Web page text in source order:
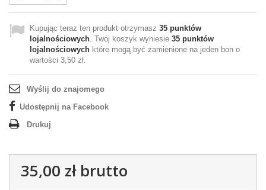
Kupując teraz ten produkt otrzymasz 35 punktów
lojalnościowych. Twój koszyk wyniesie 35 punktów
lojalnościowych które mogą być zamienione na jeden bon o
wartości 3,50 zł.
Wyślij do znajomego
Udostępnij na Facebook
Drukuj
35,00 złbrutto